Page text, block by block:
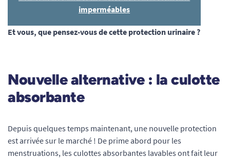
imperméables
Et vous, que pensez-vous de cette protection urinaire ?
Nouvelle alternative : la culotte
absorbante
Depuis quelques temps maintenant, une nouvelle protection
est arrivée sur le marché ! De prime abord pour les
menstruations, les culottes absorbantes lavables ont fait leur